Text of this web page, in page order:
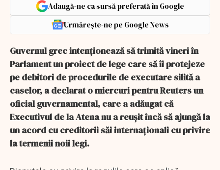
Adaugă-ne ca sursă preferată în Google
Urmărește-ne pe Google News
Guvernul grec intenţionează să trimită vineri în
Parlament un proiect de lege care să îi protejeze
pe debitori de procedurile de executare silită a
caselor, a declarat o miercuri pentru Reuters un
oficial guvernamental, care a adăugat că
Executivul de la Atena nu a reuşit încă să ajungă la
un acord cu creditorii săi internaţionali cu privire
la termenii noii legi.